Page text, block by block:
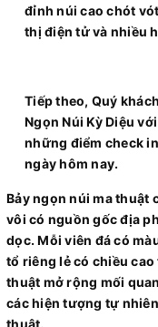
đỉnh núi cao chót
thị điện tử và nhiều
Tiếp theo, Quý
Ngọn Núi Kỳ Diệu
những điểm check
ngày hôm nay.
Bảy ngọn núi ma thuật
vôi có nguồn gốc địa
dọc. Mỗi viên đá có
tổ riêng lẻ có chiều
thuật mở rộng mối
các hiện tượng tự
thuật.